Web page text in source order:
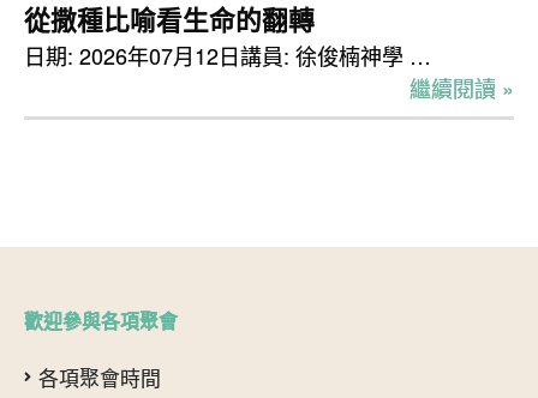
從撒種比喻看生命的翻轉
日期: 2026年07月12日講員: 徐俊楠神學 …
繼續閱讀 »
歡迎參與各項聚會
各項聚會時間